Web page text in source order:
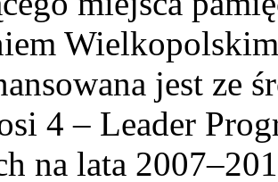
jest ze
4 – Leader
na lata